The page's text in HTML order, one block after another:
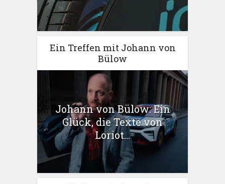
Ein Treffen mit Johann von
Bülow
Johann von Bülow: Ein
Glück, die Texte von
Loriot...